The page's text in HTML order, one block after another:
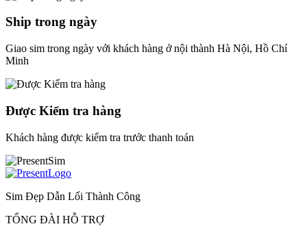
Ship trong ngày
Giao sim trong ngày với khách hàng ở nội thành Hà Nội, Hồ Chí
Minh
Được Kiểm tra hàng
Khách hàng được kiểm tra trước thanh toán
Sim Đẹp Dẫn Lối Thành Công
TỔNG ĐÀI HỖ TRỢ